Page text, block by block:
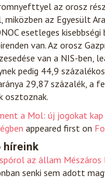
az orosz
miközben az Egyesült
esetleges
van. Az orosz
van a NIS-ben,
pedig 44,9
29,87 százalék, a
osztoznak.
a Mol: új jogokat
appeared first on
híreink
az állam Mészáros
senki sem adott